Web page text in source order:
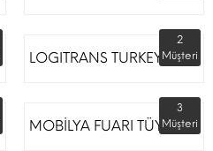
LOGITRANS TURKEY
2
Müşteri
MOBİLYA FUARI TÜYAP
3
Müşteri